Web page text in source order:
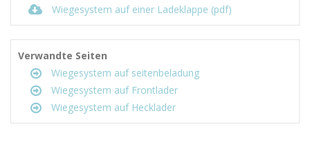
Wiegesystem auf einer Ladeklappe (pdf)
Verwandte Seiten
Wiegesystem auf seitenbeladung
Wiegesystem auf Frontlader
Wiegesystem auf Hecklader